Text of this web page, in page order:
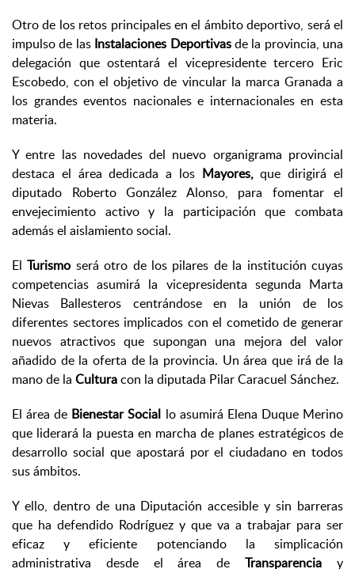
Otro de los retos principales en el ámbito deportivo, será el
impulso de las Instalaciones Deportivasde la provincia, una
delegación que ostentará el vicepresidente tercero Eric
Escobedo, con el objetivo de vincular la marca Granada a
los grandes eventos nacionales e internacionales en esta
materia.
Y entre las novedades del nuevo organigrama provincial
destaca el área dedicada a los Mayores,que dirigirá el
diputado Roberto González Alonso, para fomentar el
envejecimiento activo y la participación que combata
además el aislamiento social.
ElTurismo será otro de los pilares de la institución cuyas
competencias asumirá la vicepresidenta segunda Marta
Nievas Ballesteros centrándose en la unión de los
diferentes sectores implicados con el cometido de generar
nuevos atractivos que supongan una mejora del valor
añadido de la oferta de la provincia. Un área que irá de la
mano de la Culturacon la diputada Pilar Caracuel Sánchez.
El área de Bienestar Social lo asumirá Elena Duque Merino
que liderará la puesta en marcha de planes estratégicos de
desarrollo social que apostará por el ciudadano en todos
sus ámbitos.
Y ello, dentro de una Diputación accesible y sin barreras
que ha defendido Rodríguez y que va a trabajar para ser
eficaz y eficiente potenciando la simplicación
administrativa desde el área deTransparencia y